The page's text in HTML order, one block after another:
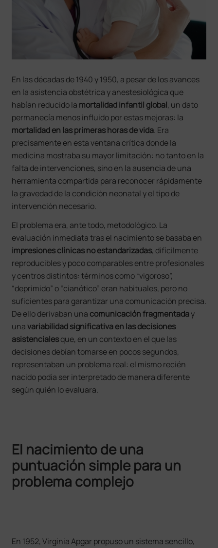
En las décadas de 1940 y 1950, a pesar de los avances
en la asistencia obstétrica y anestesiológica que
habían reducido la mortalidad infantil global, un dato
permanecía menos influido por estas mejoras: la
mortalidad en las primeras horas de vida. Era
precisamente en esta ventana crítica donde la
medicina mostraba su mayor limitación: no tanto en la
falta de intervenciones, sino en la ausencia de una
herramienta compartida para reconocer rápidamente
la gravedad de la condición neonatal y el tipo de
intervención necesario.
El problema era, ante todo, metodológico. La
evaluación inmediata tras el nacimiento se basaba en
impresiones clínicasno estandarizadas, difícilmente
reproducibles y poco comparables entre profesionales
y centros distintos: términos como “vigoroso”,
“deprimido” o “cianótico” eran habituales, pero no
suficientes para garantizar una comunicación precisa.
De ello derivaban una comunicación fragmentaday
unavariabilidad significativa en las decisiones
asistencialesque, en un contexto en el que las
decisiones debían tomarse en pocos segundos,
representaban un problema real: el mismo recién
nacido podía ser interpretado de manera diferente
según quién lo evaluara.
El nacimiento de una
puntuación simple para un
problema complejo
En 1952, Virginia Apgar propuso un sistema sencillo,